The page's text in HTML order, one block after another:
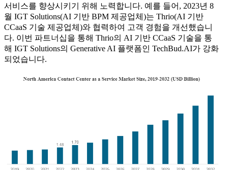
서비스를 향상시키기 위해 노력합니다. 예를 들어, 2023년 8
월 IGT Solutions(AI 기반 BPM 제공업체)는 Thrio(AI 기반
CCaaS 기술 제공업체)와 협력하여 고객 경험을 개선했습니
다. 이번 파트너십을 통해 Thrio의 AI 기반 CCaaS 기술을 통
해 IGT Solutions의 Generative AI 플랫폼인 TechBud.AI가 강화
되었습니다.